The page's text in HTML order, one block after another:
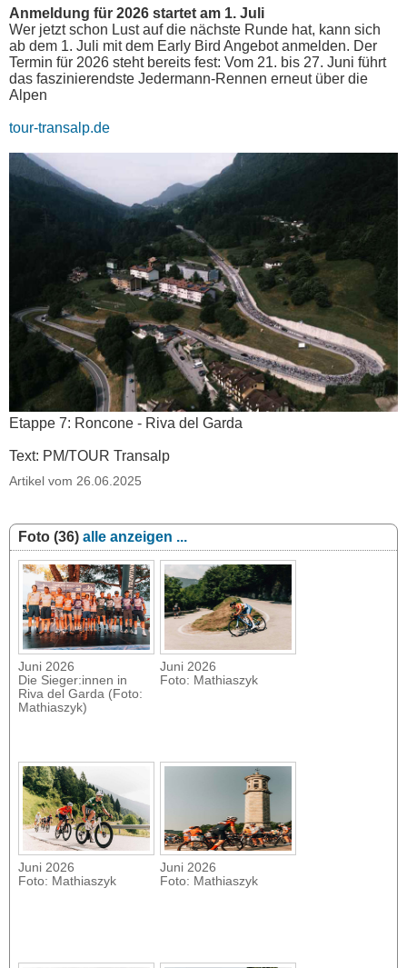
Anmeldung für 2026 startet am 1. Juli
Wer jetzt schon Lust auf die nächste Runde hat, kann sich
ab dem 1. Juli mit dem Early Bird Angebot anmelden. Der
Termin für 2026 steht bereits fest: Vom 21. bis 27. Juni führt
das faszinierendste Jedermann-Rennen erneut über die
Alpen
tour-transalp.de
Etappe 7: Roncone - Riva del Garda
Text: PM/TOUR Transalp
Artikel vom 26.06.2025
Foto (36) alle anzeigen ...
Juni 2026
Die Sieger:innen in
Riva del Garda (Foto:
Mathiaszyk)
Juni 2026
Foto: Mathiaszyk
Juni 2026
Foto: Mathiaszyk
Juni 2026
Foto: Mathiaszyk